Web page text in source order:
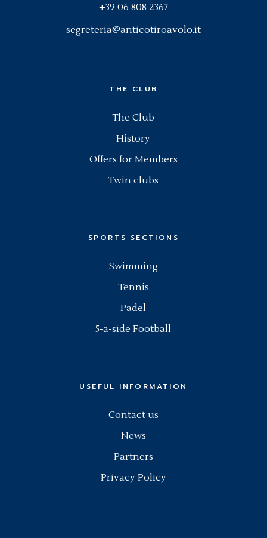
+39 06 808 2367
segreteria@anticotiroavolo.it
THE CLUB
The Club
History
Offers for Members
Twin clubs
SPORTS SECTIONS
Swimming
Tennis
Padel
5-a-side Football
USEFUL INFORMATION
Contact us
News
Partners
Privacy Policy